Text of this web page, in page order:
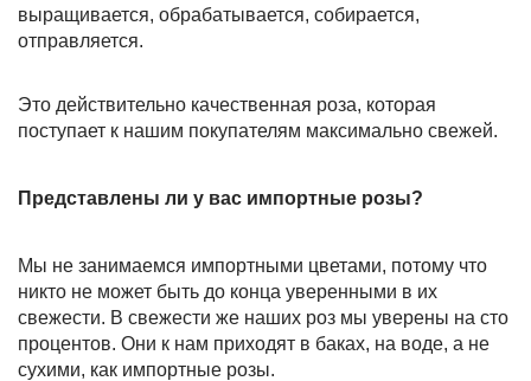
выращивается, обрабатывается, собирается,
отправляется.
Это действительно качественная роза, которая
поступает к нашим покупателям максимально свежей.
Представлены ли у вас импортные розы?
Мы не занимаемся импортными цветами, потому что
никто не может быть до конца уверенными в их
свежести. В свежести же наших роз мы уверены на сто
процентов. Они к нам приходят в баках, на воде, а не
сухими, как импортные розы.